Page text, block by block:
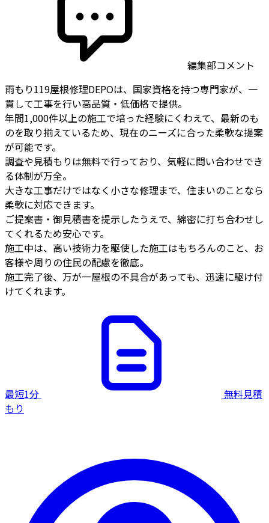
編集部コメント
雨もり119屋根修理DEPOは、国家資格を持つ専門家が、一
貫して工事を行い高品質・低価格で提供。
年間1,000件以上の施工で培った経験にくわえて、最新のも
のを取り揃えているため、現在のニーズに合った柔軟な提案
が可能です。
調査や見積もりは無料で行っており、気軽に問い合わせでき
る体制が万全。
大きな工事だけではなく小さな修理まで、住まいのことなら
柔軟に対応できます。
ご提案書・御見積書を提示したうえで、綿密に打ち合わせし
てくれるため安心です。
施工中は、高い技術力を駆使した施工はもちろんのこと、お
客様や周りの住民の配慮を徹底。
施工完了後、万が一屋根の不具合があっても、迅速に駆け付
けてくれます。
最短1分
無料見積
もり